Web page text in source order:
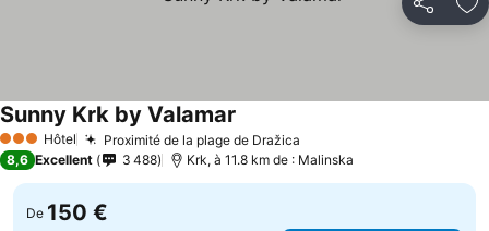
Partager
3 ÉtoilesHôtel Proximité de la plage de Dražica
Sunny Krk by Valamar
8,6 Excellent 3 488 Krk, à 11.8 km de : Malinska
De 150 €